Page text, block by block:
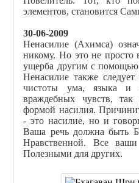
элементов, становится
30-06-2009
Ненасилие (Ахимса)
никому. Но это не просто
ущерба другим с
Ненасилие также
чистоты ума, языка
враждебных чувств,
формой насилия.
- это насилие, но и
Ваша речь должна быть
Нравственной. Все
Полезными для других.